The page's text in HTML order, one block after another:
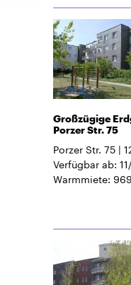
Großzügige
Porzer Str. 75
Porzer Str. 75
Verfügbar ab
Warmmiete